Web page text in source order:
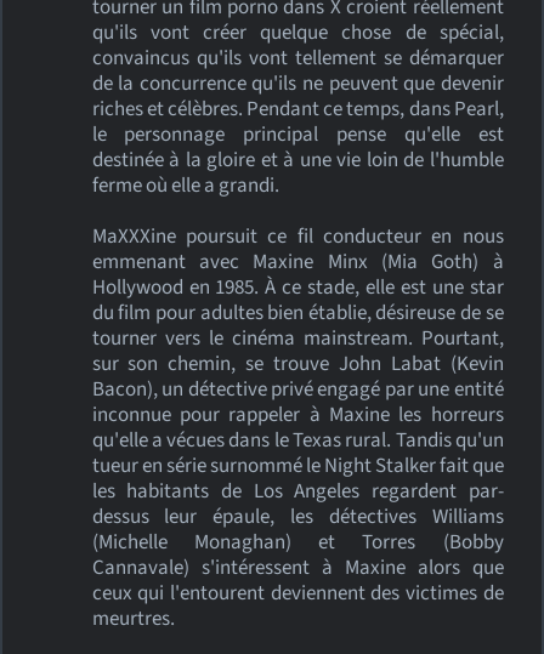
tourner un film porno dans X croient réellement
qu'ils vont créer quelque chose de spécial,
convaincus qu'ils vont tellement se démarquer
de la concurrence qu'ils ne peuvent que devenir
riches et célèbres. Pendant ce temps, dans Pearl,
le personnage principal pense qu'elle est
destinée à la gloire et à une vie loin de l'humble
ferme où elle a grandi.
MaXXXine poursuit ce fil conducteur en nous
emmenant avec Maxine Minx (Mia Goth) à
Hollywood en 1985. À ce stade, elle est une star
du film pour adultes bien établie, désireuse de se
tourner vers le cinéma mainstream. Pourtant,
sur son chemin, se trouve John Labat (Kevin
Bacon), un détective privé engagé par une entité
inconnue pour rappeler à Maxine les horreurs
qu'elle a vécues dans le Texas rural. Tandis qu'un
tueur en série surnommé le Night Stalker fait que
les habitants de Los Angeles regardent par-
dessus leur épaule, les détectives Williams
(Michelle Monaghan) et Torres (Bobby
Cannavale) s'intéressent à Maxine alors que
ceux qui l'entourent deviennent des victimes de
meurtres.